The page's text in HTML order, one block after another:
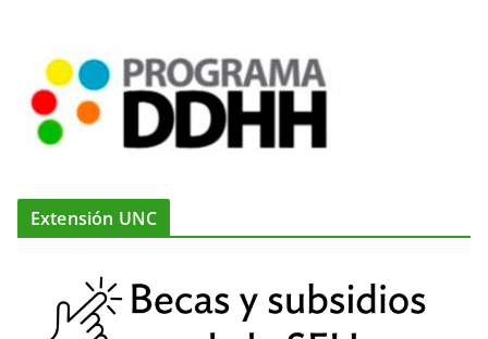
Extensión UNC